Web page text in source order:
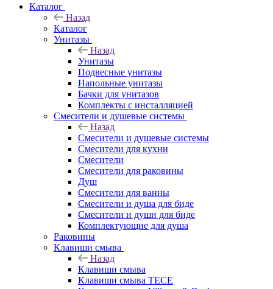
Каталог
Назад
Каталог
Унитазы
Назад
Унитазы
Подвесные унитазы
Напольные унитазы
Бачки для унитазов
Комплекты с инсталляцией
Смесители и душевые системы
Назад
Смесители и душевые системы
Смесители для кухни
Смесители
Смесители для раковины
Душ
Смесители для ванны
Смесители и душа для биде
Смесители и души для биде
Комплектующие для душа
Раковины
Клавиши смыва
Назад
Клавиши смыва
Клавиши смыва TECE